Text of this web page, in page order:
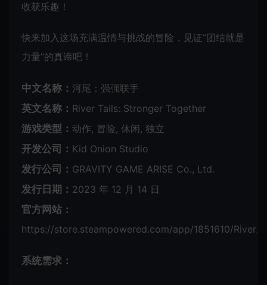
收获乐趣！
快来加入这场充满温情与挑战的冒险，见证“团结就是
力量”的真谛吧！
中文名称： 河尾：强强联手
英文名称： River Tails: Stronger Together
游戏类型： 动作, 冒险, 休闲, 独立
开发公司： Kid Onion Studio
发行公司： GRAVITY GAME ARISE Co., Ltd.
发行日期： 2023 年 12 月 14 日
官方网站：
https://store.steampowered.com/app/1851610/
系统需求：